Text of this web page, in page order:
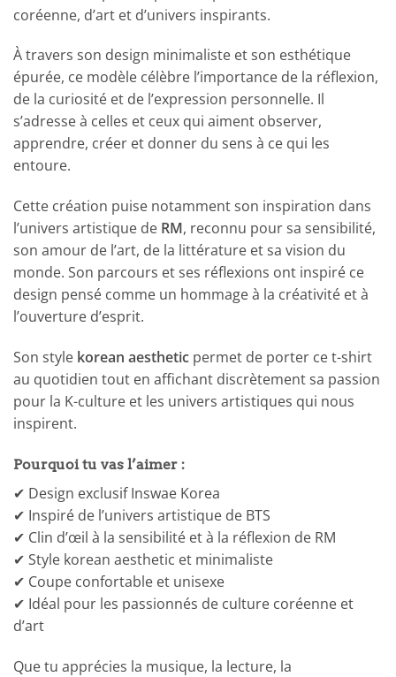
coréenne, d’art et d’univers inspirants.
À travers son design minimaliste et son esthétique
épurée, ce modèle célèbre l’importance de la réflexion,
de la curiosité et de l’expression personnelle. Il
s’adresse à celles et ceux qui aiment observer,
apprendre, créer et donner du sens à ce qui les
entoure.
Cette création puise notamment son inspiration dans
l’univers artistique de RM, reconnu pour sa sensibilité,
son amour de l’art, de la littérature et sa vision du
monde. Son parcours et ses réflexions ont inspiré ce
design pensé comme un hommage à la créativité et à
l’ouverture d’esprit.
Son style korean aesthetic permet de porter ce t-shirt
au quotidien tout en affichant discrètement sa passion
pour la K-culture et les univers artistiques qui nous
inspirent.
Pourquoi tu vas l’aimer :
✔ Design exclusif Inswae Korea
✔ Inspiré de l’univers artistique de BTS
✔ Clin d’œil à la sensibilité et à la réflexion de RM
✔ Style korean aesthetic et minimaliste
✔ Coupe confortable et unisexe
✔ Idéal pour les passionnés de culture coréenne et
d’art
Que tu apprécies la musique, la lecture, la